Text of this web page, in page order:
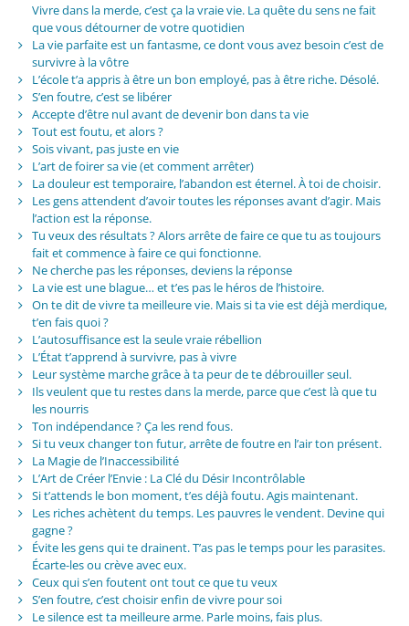
Vivre dans la merde, c’est ça la vraie vie. La quête du sens ne fait
que vous détourner de votre quotidien
La vie parfaite est un fantasme, ce dont vous avez besoin c’est de
survivre à la vôtre
L’école t’a appris à être un bon employé, pas à être riche. Désolé.
S’en foutre, c’est se libérer
Accepte d’être nul avant de devenir bon dans ta vie
Tout est foutu, et alors ?
Sois vivant, pas juste en vie
L’art de foirer sa vie (et comment arrêter)
La douleur est temporaire, l’abandon est éternel. À toi de choisir.
Les gens attendent d’avoir toutes les réponses avant d’agir. Mais
l’action est la réponse.
Tu veux des résultats ? Alors arrête de faire ce que tu as toujours
fait et commence à faire ce qui fonctionne.
Ne cherche pas les réponses, deviens la réponse
La vie est une blague… et t’es pas le héros de l’histoire.
On te dit de vivre ta meilleure vie. Mais si ta vie est déjà merdique,
t’en fais quoi ?
L’autosuffisance est la seule vraie rébellion
L’État t’apprend à survivre, pas à vivre
Leur système marche grâce à ta peur de te débrouiller seul.
Ils veulent que tu restes dans la merde, parce que c’est là que tu
les nourris
Ton indépendance ? Ça les rend fous.
Si tu veux changer ton futur, arrête de foutre en l’air ton présent.
La Magie de l’Inaccessibilité
L’Art de Créer l’Envie : La Clé du Désir Incontrôlable
Si t’attends le bon moment, t’es déjà foutu. Agis maintenant.
Les riches achètent du temps. Les pauvres le vendent. Devine qui
gagne ?
Évite les gens qui te drainent. T’as pas le temps pour les parasites.
Écarte-les ou crève avec eux.
Ceux qui s’en foutent ont tout ce que tu veux
S’en foutre, c’est choisir enfin de vivre pour soi
Le silence est ta meilleure arme. Parle moins, fais plus.